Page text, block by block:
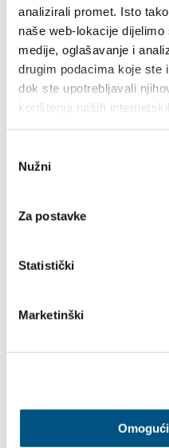
analizirali promet. Isto
naše web-lokacije
medije, oglašavanje i
drugim podacima koje ste
dok ste upotrebljavali
korištenja naših
pristanka
Nužni
Za postavke
Statistički
Marketinški
+385989445208
Maria
Obala Kralja
Marica